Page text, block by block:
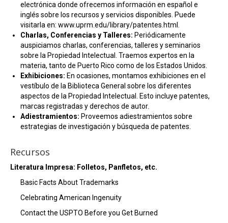
electrónica donde ofrecemos información en español e
inglés sobre los recursos y servicios disponibles. Puede
visitarla en: www.uprm.edu/library/patentes.html.
Charlas, Conferencias y Talleres: Periódicamente
auspiciamos charlas, conferencias, talleres y seminarios
sobre la Propiedad Intelectual. Traemos expertos en la
materia, tanto de Puerto Rico como de los Estados Unidos.
Exhibiciones: En ocasiones, montamos exhibiciones en el
vestíbulo de la Biblioteca General sobre los diferentes
aspectos de la Propiedad Intelectual. Esto incluye patentes,
marcas registradas y derechos de autor.
Adiestramientos: Proveemos adiestramientos sobre
estrategias de investigación y búsqueda de patentes.
Recursos
Literatura Impresa: Folletos, Panfletos, etc.
Basic Facts About Trademarks
Celebrating American Ingenuity
Contact the USPTO Before you Get Burned